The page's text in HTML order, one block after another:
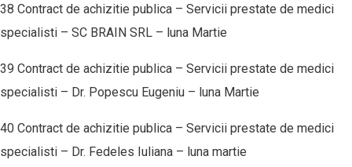
38 Contract de achizitie publica – Servicii prestate de medici
specialisti – SC BRAIN SRL – luna Martie
39 Contract de achizitie publica – Servicii prestate de medici
specialisti – Dr. Popescu Eugeniu – luna Martie
40 Contract de achizitie publica – Servicii prestate de medici
specialisti – Dr. Fedeles Iuliana – luna martie